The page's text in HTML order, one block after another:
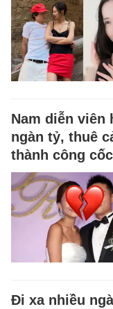
Nam diễn viên
ngàn tỷ, thuê
thành công cốc
Đi xa nhiều